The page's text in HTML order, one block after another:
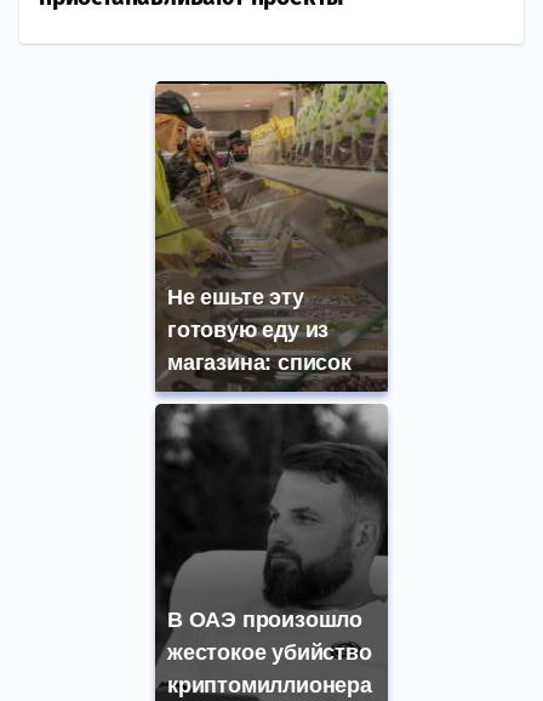
Не ешьте эту
готовую еду из
магазина: список
В ОАЭ произошло
жестокое убийство
криптомиллионера